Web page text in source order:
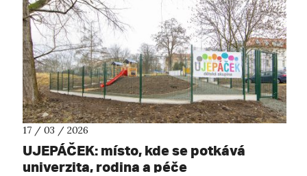
17 / 03 / 2026
UJEPÁČEK: místo, kde se potkává
univerzita, rodina a péče